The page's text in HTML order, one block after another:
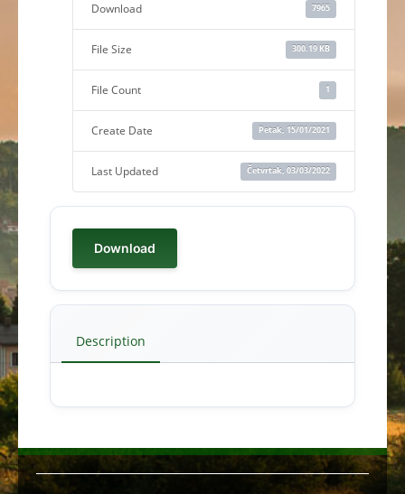
Download 7965
File Size 300.19 KB
File Count 1
Create Date Petak, 15/01/2021
Last Updated Četvrtak, 03/03/2022
Download
Description